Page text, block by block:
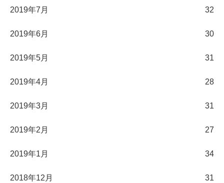
2019年7月 32
2019年6月 30
2019年5月 31
2019年4月 28
2019年3月 31
2019年2月 27
2019年1月 34
2018年12月 31